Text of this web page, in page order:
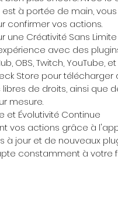
à portée de main,
confirmer vos actions.
une Créativité Sans Limite
avec des
OBS, Twitch, YouTube,
Store pour télécharger
de droits, ainsi que
mesure.
et Évolutivité Continue
vos actions grâce à
à jour et de nouveaux
constamment à votre